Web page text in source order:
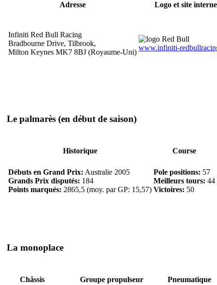
Adresse Logo et site
Infiniti Red Bull Racing
Bradbourne Drive, Tilbrook,
Milton Keynes MK7 8BJ (Royaume-Uni)
www.infiniti-
Le palmarès (en début de saison)
Historique Course
Débuts en Grand Prix: Australie 2005
Grands Prix disputés: 184
Points marqués: 2865,5 (moy. par GP: 15,57)
Pole positions: 57
Meilleurs tours: 44
Victoires: 50
La monoplace
Châssis Groupe propulseur Pneumatique